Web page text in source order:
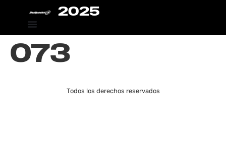
2025
073
Todos los derechos reservados